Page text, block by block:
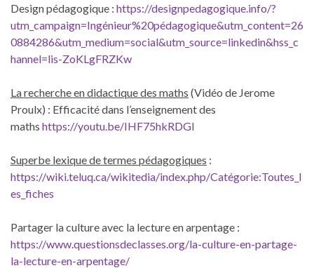
Design pédagogique : https://designpedagogique.info/?
utm_campaign=Ingénieur%20pédagogique&utm_content=26
0884286&utm_medium=social&utm_source=linkedin&hss_c
hannel=lis-ZoKLgFRZKw
La recherche en didactique des maths (Vidéo de Jerome
Proulx) : Efficacité dans l’enseignement des
maths https://youtu.be/IHF75hkRDGI
Superbe lexique de termes pédagogiques :
https://wiki.teluq.ca/wikitedia/index.php/Catégorie:Toutes_l
es_fiches
Partager la culture avec la lecture en arpentage :
https://www.questionsdeclasses.org/la-culture-en-partage-
la-lecture-en-arpentage/